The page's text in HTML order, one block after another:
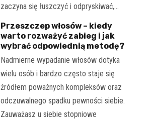
zaczyna się łuszczyć i odpryskiwać,…
Przeszczep włosów – kiedy
warto rozważyć zabieg i jak
wybrać odpowiednią metodę?
Nadmierne wypadanie włosów dotyka
wielu osób i bardzo często staje się
źródłem poważnych kompleksów oraz
odczuwalnego spadku pewności siebie.
Zauważasz u siebie stopniowe